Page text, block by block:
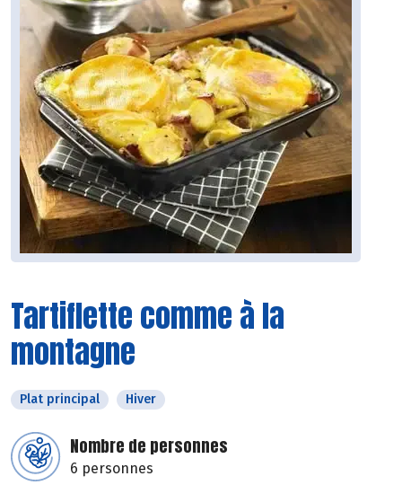
Tartiflette comme à la
montagne
Plat principal Hiver
Nombre de personnes
6 personnes